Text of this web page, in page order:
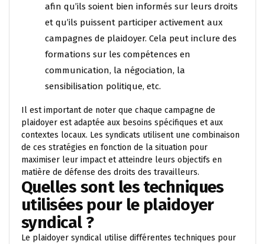
afin qu’ils soient bien informés sur leurs droits
et qu’ils puissent participer activement aux
campagnes de plaidoyer. Cela peut inclure des
formations sur les compétences en
communication, la négociation, la
sensibilisation politique, etc.
Il est important de noter que chaque campagne de
plaidoyer est adaptée aux besoins spécifiques et aux
contextes locaux. Les syndicats utilisent une combinaison
de ces stratégies en fonction de la situation pour
maximiser leur impact et atteindre leurs objectifs en
matière de défense des droits des travailleurs.
Quelles sont les techniques
utilisées pour le plaidoyer
syndical ?
Le plaidoyer syndical utilise différentes techniques pour